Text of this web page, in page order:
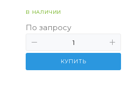
В НАЛИЧИИ
По запросу
КУПИТЬ